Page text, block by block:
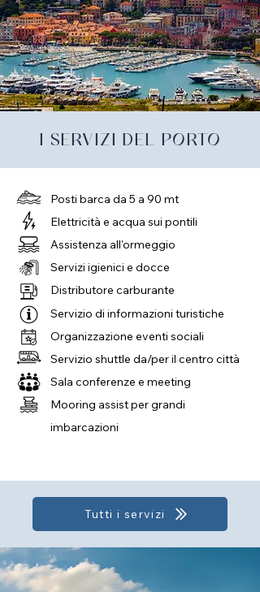
I SERVIZI DEL PORTO
Posti barca da 5 a 90 mt
Elettricità e acqua sui pontili
Assistenza all'ormeggio
Servizi igienici e docce
Distributore carburante
Servizio di informazioni turistiche
Organizzazione eventi sociali
Servizio shuttle da/per il centro città
Sala conferenze e meeting
Mooring assist per grandi
imbarcazioni
Tutti i servizi